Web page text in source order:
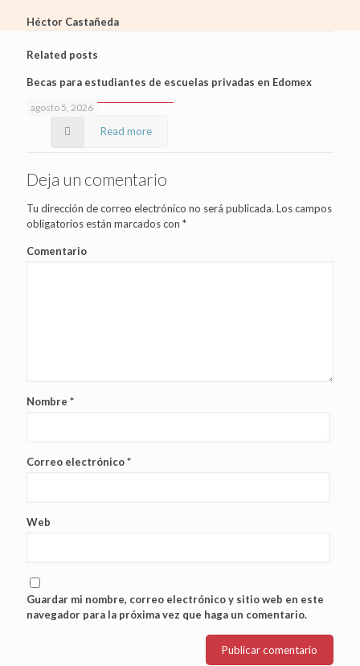
Héctor Castañeda
Related posts
agosto 5, 2026
Becas para estudiantes de escuelas privadas en Edomex
Read more
Deja un comentario
Tu dirección de correo electrónico no será publicada. Los campos
obligatorios están marcados con *
Comentario
Nombre *
Correo electrónico*
Web
Guardar mi nombre, correo electrónico y sitio web en este
navegador para la próxima vez que haga un comentario.